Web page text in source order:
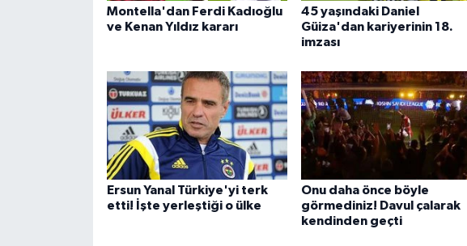
Montella'dan Ferdi Kadıoğlu
ve Kenan Yıldız kararı
45 yaşındaki Daniel
Güiza'dan kariyerinin 18.
imzası
Ersun Yanal Türkiye'yi terk
etti! İşte yerleştiği o ülke
Onu daha önce böyle
görmediniz! Davul çalarak
kendinden geçti